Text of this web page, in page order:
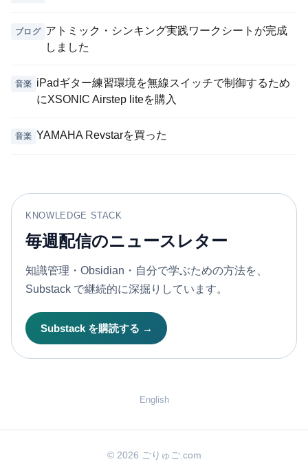
ブログ アトミック・シンキング実践ワークシートが完成
しました
音楽
iPadギター練習環境を無線スイッチで制御するため
にXSONIC Airstep liteを購入
音楽 YAMAHA Revstarを買った
KNOWLEDGE STACK
毎週配信のニュースレター
知識管理・Obsidian・自分で学ぶための方法を、
Substack で継続的に深掘りしています。
Substack を購読する →
English
© 2026 ごりゅご.com